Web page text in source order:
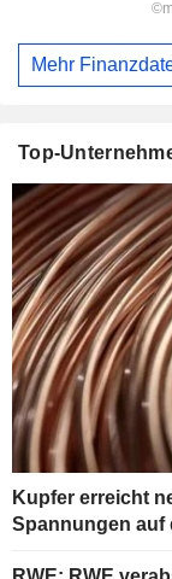
Mehr
Top-
Kupfer erreicht
Spannungen auf